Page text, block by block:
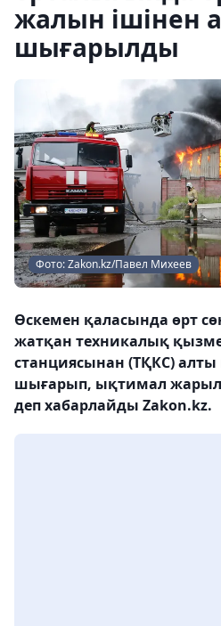
жалын ішінен
шығарылды
Фото: Zakon.kz/Павел Михеев
Өскемен қаласында өрт
жатқан техникалық
станциясынан (ТҚКС)
шығарып, ықтимал
деп хабарлайды Zakon.kz.